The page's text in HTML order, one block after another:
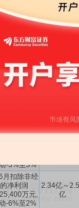
扣除非经
利润为
万元,
0.79%至
。
2.4124亿～
2.6663亿
归属于上
利润为
万元,
13.84%至
。
3.1104亿
3.4378亿
营业收入
98,991万
动0.24%
。
9.8991亿
归属于上
净利润
万元,
-3%至5%
月扣除非经
净利润
万元,
-6%至2%
2.34亿～
亿